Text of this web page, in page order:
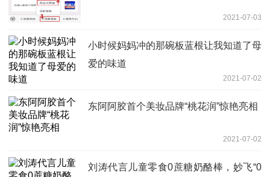
2021-07-03
小时候妈妈冲的那碗板蓝根让我知道了母
爱的味道
2021-07-02
东阿阿胶首个美妆品牌“桃花润”惊艳亮相
2021-07-02
刘涛代言儿童零食0蔗糖奶酪棒，妙飞“0